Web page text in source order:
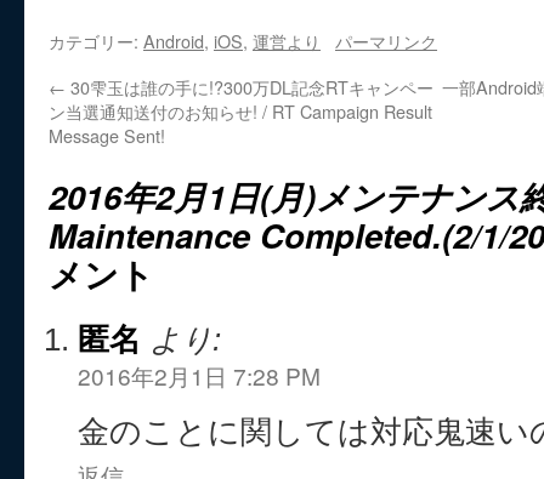
カテゴリー: Android, iOS, 運営より
パーマリンク
← 30雫玉は誰の手に!?300万DL記念RTキャンペー
ン当選通知送付のお知らせ! / RT Campaign Result
Message Sent!
一部Android
2016年2月1日(月)メンテナンス
Maintenance Completed.(2/1/
メント
匿名 より:
2016年2月1日 7:28 PM
金のことに関しては対応鬼速い